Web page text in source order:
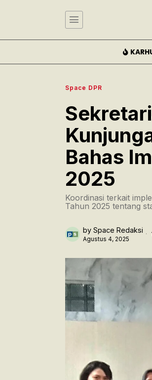
Space DPR
Bahas
2025
Koordinasi terkait
Tahun 2025 tentang
by Space Redaksi
Agustus 4, 2025